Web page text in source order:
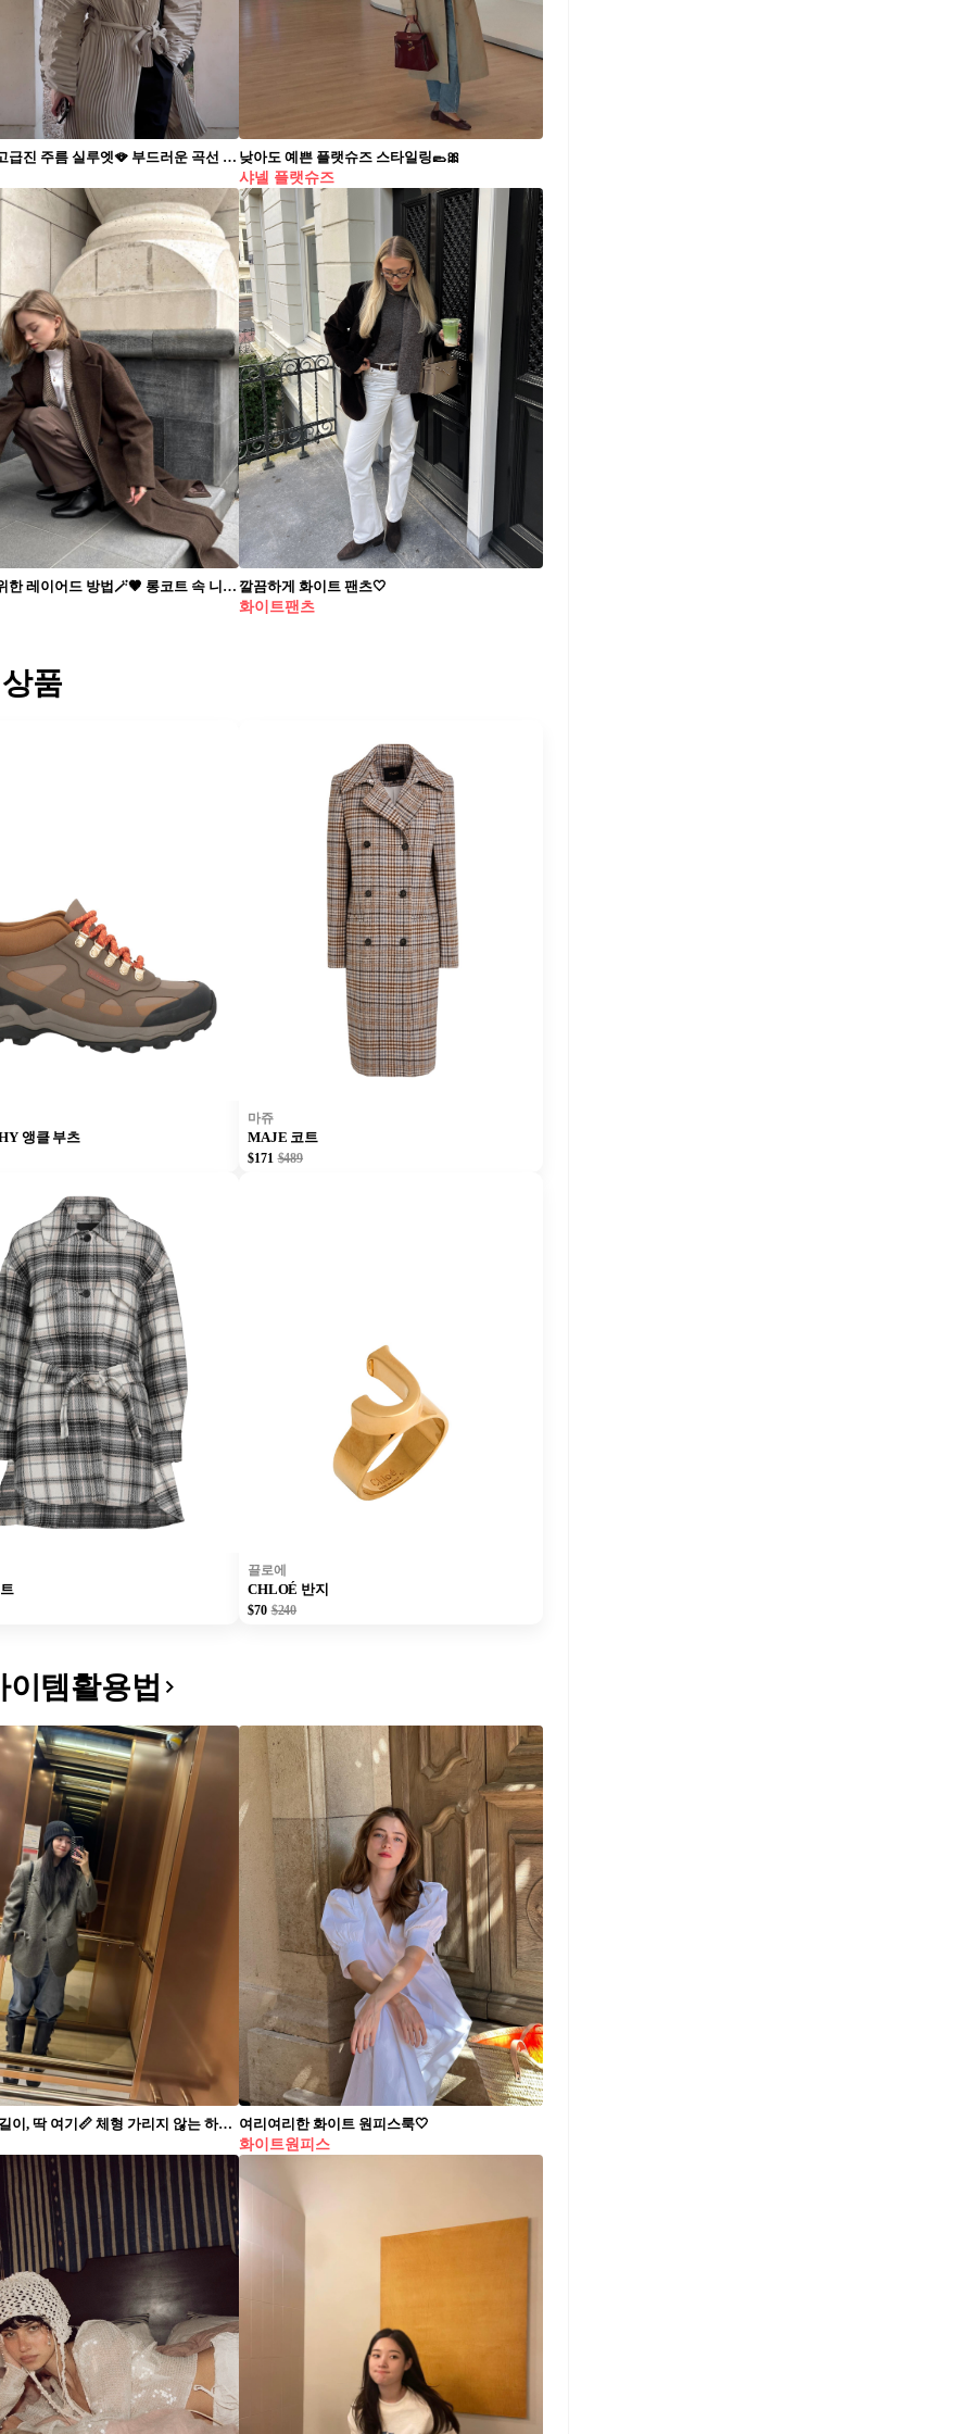
이청아의 고급진 주름 실루엣🪭 부드러운 곡선 위🤍단정하고 활용도 좋은 우아함의 미학 이청아가 이세이 미야케의 주름 셔츠 코트와 벌룬백으로 고급스러운 무드를 완성했습니다. 1. 이세이 미야케, 웨이버링 플리츠 셔츠 코트 이청아가 선택한 셔츠 코트는 웨이버링 플리츠가 돋보이는 구조로, 움직일 때마다 유려한 곡선이 살아납니다. 단추를 모두 채우고 허리를 묶어 실루엣을 정리한 방식에서 우아함이 전해졌습니다. 2. 이세이 미야케, 페이퍼 벌룬 숄더백 가볍고 유연한 재질의 이 백은 주름 코트와 겹쳐졌을 때도 거슬림 없이 잘 어울립니다. 벌룬 형태에서 오는 부드러운 입체감이 룩 전체의 유려한 조화를 돕고, 실용성까지 더합니다. 3. 샤넬, 코코 크러쉬 링 손끝엔 샤넬 화이트 골드 링이 자리했습니다. 퀼팅 모티프가 음영처럼 잡힌 이 반지는 스타일을 과장하지 않고 완성도만 끌어올립니다. 낮아도 예쁜 플랫슈즈 스타일링🥿🎀
샤넬 플랫슈즈
얼죽코를 위한 레이어드 방법🪄🤎 롱코트 속 니트와 다양한 아이템 레이어드로 따뜻하게💯 깔끔하게 화이트 팬츠🤍
화이트팬츠
품
앵클 부츠
마쥬
MAJE 코트
$171 $489
끌로에
CHLOÉ 반지
$70 $240
이템활용법
요즘 코트 길이, 딱 여기📏 체형 가리지 않는 하프코트 아직 늦지 않았어🖤✨ 하프코트는 겨울부터 간절기까지 활용하기 좋은 실용적인 아우터입니다. 데님과 매치하면 깔끔한 캐주얼 룩을, 짧은 기장의 하의와 매치하면 다리라인을 살리면서 페미닌한 무드를 강조해 줍니다. 여유로운 실루엣이 상체를 감싸 체형을 보완하고, 허리선이 높은 하의와 매치하면 다리 라인이 길어 보이며 비율이 살아납니다. 키가 작은 경우 짧은 기장의 하프 코트를 입으면 답답함을 줄일 수 있습니다. 여리여리한 화이트 원피스룩🤍
화이트원피스